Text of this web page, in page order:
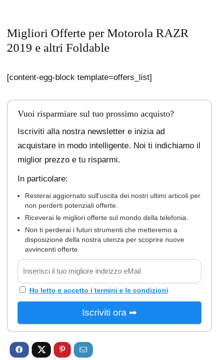
Migliori Offerte per Motorola RAZR
2019 e altri Foldable
[content-egg-block template=offers_list]
Vuoi risparmiare sul tuo prossimo acquisto?
Iscriviti alla nostra newsletter e inizia ad
acquistare in modo intelligente. Noi ti indichiamo il
miglior prezzo e tu risparmi.
In particolare:
Resterai aggiornato sull'uscita dei nostri ultimi articoli per
non perderti potenziali offerte.
Riceverai le migliori offerte sul mondo della telefonia.
Non ti perderai i futuri strumenti che metteremo a
disposizione della nostra utenza per scoprire nuove
avvincenti offerte.
Ho letto e accetto i termini e le condizioni